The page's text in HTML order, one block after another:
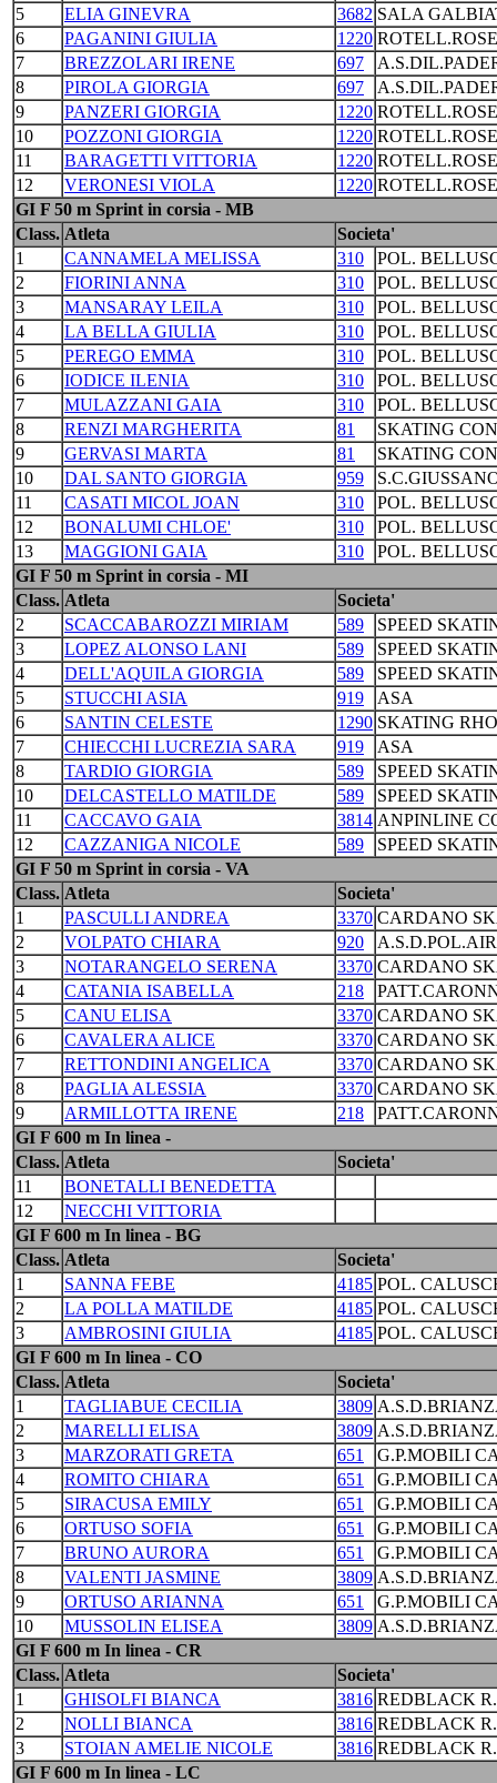
5
ELIA GINEVRA 3682 SALA
6
PAGANINI GIULIA 1220
7
BREZZOLARI IRENE 697
8
PIROLA GIORGIA 697
9
PANZERI GIORGIA 1220
10
POZZONI GIORGIA 1220
11
BARAGETTI VITTORIA 1220
12
VERONESI VIOLA 1220
GI F 50 m Sprint in corsia - MB
Class. Atleta
Societa'
1
CANNAMELA MELISSA 310
POL.
2
FIORINI ANNA 310
POL.
3
MANSARAY LEILA 310
POL.
4
LA BELLA GIULIA 310
POL.
5
PEREGO EMMA 310
POL.
6
IODICE ILENIA 310
POL.
7
MULAZZANI GAIA 310
POL.
8
RENZI MARGHERITA 81
SKATING
9
GERVASI MARTA 81
SKATING
10
DAL SANTO GIORGIA 959
11
CASATI MICOL JOAN 310
POL.
12
BONALUMI CHLOE' 310
POL.
13
MAGGIONI GAIA 310
POL.
GI F 50 m Sprint in corsia - MI
Class. Atleta
Societa'
2
SCACCABAROZZI MIRIAM 589
SPEED
3
LOPEZ ALONSO LANI 589
SPEED
4
DELL'AQUILA GIORGIA 589
SPEED
5
STUCCHI ASIA 919
ASA
6
SANTIN CELESTE 1290 SKATING RHO
7
CHIECCHI LUCREZIA SARA 919
ASA
8
TARDIO GIORGIA 589
SPEED
10
DELCASTELLO MATILDE 589
SPEED
11
CACCAVO GAIA 3814 ANPINLINE
12
CAZZANIGA NICOLE 589
SPEED
GI F 50 m Sprint in corsia - VA
Class. Atleta
Societa'
1
PASCULLI ANDREA 3370 CARDANO
2
VOLPATO CHIARA 920
3
NOTARANGELO SERENA 3370 CARDANO
4
CATANIA ISABELLA 218
5
CANU ELISA 3370 CARDANO
6
CAVALERA ALICE 3370 CARDANO
7
RETTONDINI ANGELICA 3370 CARDANO
8
PAGLIA ALESSIA 3370 CARDANO
9
ARMILLOTTA IRENE 218
GI F 600 m In linea -
Class. Atleta
Societa'
11
BONETALLI BENEDETTA
12
NECCHI VITTORIA
GI F 600 m In linea - BG
Class. Atleta
Societa'
1
SANNA FEBE 4185 POL.
2
LA POLLA MATILDE 4185 POL.
3
AMBROSINI GIULIA 4185 POL.
GI F 600 m In linea - CO
Class. Atleta
Societa'
1
TAGLIABUE CECILIA 3809
2
MARELLI ELISA 3809
3
MARZORATI GRETA 651
G.P.MOBILI
4
ROMITO CHIARA 651
G.P.MOBILI
5
SIRACUSA EMILY 651
G.P.MOBILI
6
ORTUSO SOFIA 651
G.P.MOBILI
7
BRUNO AURORA 651
G.P.MOBILI
8
VALENTI JASMINE 3809
9
ORTUSO ARIANNA 651
G.P.MOBILI
10
MUSSOLIN ELISEA 3809
GI F 600 m In linea - CR
Class. Atleta
Societa'
1
GHISOLFI BIANCA 3816 REDBLACK
2
NOLLI BIANCA 3816 REDBLACK
3
STOIAN AMELIE NICOLE 3816 REDBLACK
GI F 600 m In linea - LC